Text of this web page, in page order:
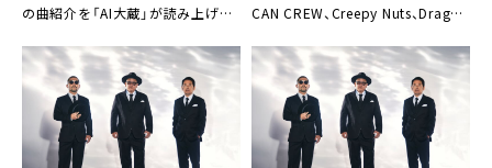
の曲紹介を「AI大蔵」が読み上げる
ださい」公開
CAN CREW、Creepy Nuts、Dragon